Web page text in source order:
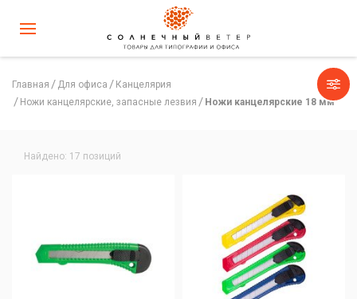
Главная Для офиса
Канцелярия
Ножи канцелярские, запасные лезвия
Ножи канцелярские 18 мм
Найдено: 17 позиций